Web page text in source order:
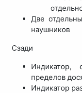
Две
наушников
Сзади
Индикатор,
пределов
Индикатор